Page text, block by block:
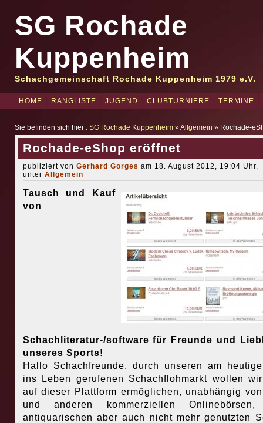
SG Rochade
Kuppenheim
Schachgemeinschaft Rochade Kuppenheim 1979 e.V.
HOME RANGLISTE JUGEND CLUBTURNIERE TERMINE
Sie befinden sich hier : SG Rochade Kuppenheim»Allgemein » Rochade-
Rochade-eShop eröffnet
publiziert von Gerhard Gorges am 18. August 2012, 19:04 Uhr,
unter Allgemein
Tausch und Kauf
von
Schachliteratur-/software für Freunde und
unseres Sports!
Hallo Schachfreunde, durch unseren am
ins Leben gerufenen Schachflohmarkt wollen
auf dieser Plattform ermöglichen, unabhängig
und anderen kommerziellen
antiquarischen aber auch nicht mehr genutzten